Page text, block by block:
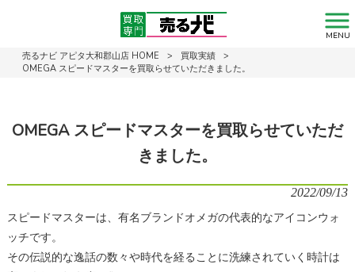
MENU
売るナビ アピタ大和郡山店 HOME > 買取実績
>
OMEGA スピードマスターを買取らせていただきました。
OMEGA スピードマスターを買取らせていただ
きました。
2022/09/13
スピードマスターは、有名ブランドオメガの代表的なアイコンウォ
ッチです。
その伝説的な逸話の数々や時代を経ることに洗練されていく時計は